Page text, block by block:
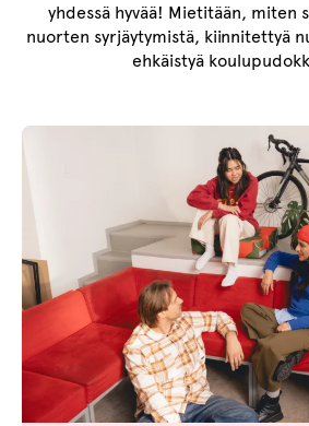
yhdessä hyvää! Mietitään, miten
nuorten syrjäytymistä, kiinnitettyä
ehkäistyä